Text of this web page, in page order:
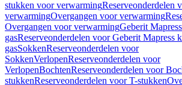
stukken voor verwarmingReserveonderdelen
verwarmingOvergangen voor verwarming
Overgangen voor verwarmingGeberit
gasReserveonderdelen voor Geberit Mapress
gasSokkenReserveonderdelen voor
SokkenVerlopenReserveonderdelen voor
VerlopenBochtenReserveonderdelen voor
stukkenReserveonderdelen voor T-stukken